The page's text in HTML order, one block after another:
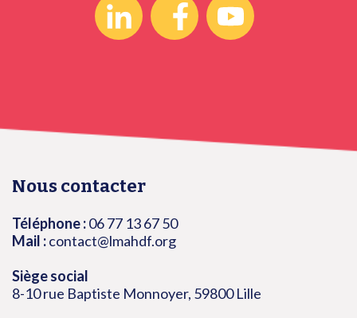
Nous contacter
Téléphone :06 77 13 67 50
Mail :contact@lmahdf.org
Siège social
8-10 rue Baptiste Monnoyer, 59800 Lille